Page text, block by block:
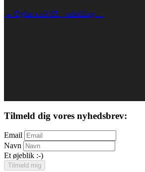
← Dylan café 85 – udstilling…
Tilmeld dig vores nyhedsbrev:
Email
Navn
Et øjeblik :-)
Tilmeld mig